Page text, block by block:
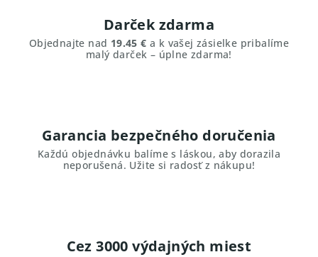
Darček zdarma
Objednajte nad 19.45 € a k vašej zásielke pribalíme
malý darček – úplne zdarma!
Garancia bezpečného doručenia
Každú objednávku balíme s láskou, aby dorazila
neporušená. Užite si radosť z nákupu!
Cez 3000 výdajných miest